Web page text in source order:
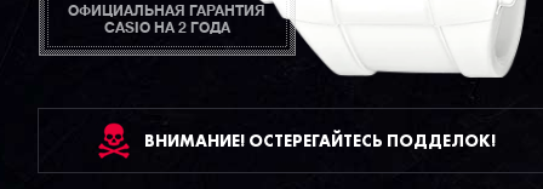
ОФИЦИАЛЬНАЯ ГАРАНТИЯ
CASIO НА 2 ГОДА
ВНИМАНИЕ! ОСТЕРЕГАЙТЕСЬ ПОДДЕЛОК!